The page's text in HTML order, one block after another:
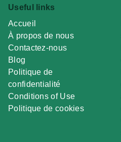
Useful links
Accueil
À propos de nous
Contactez-nous
Blog
Politique de
confidentialité
Conditions of Use
Politique de cookies